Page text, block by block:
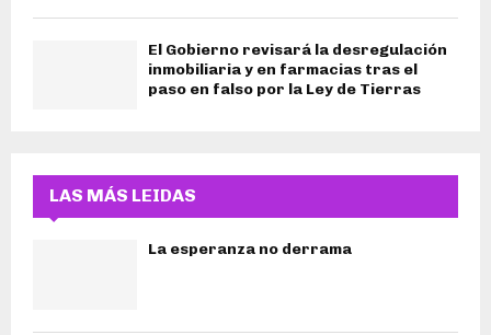
El Gobierno revisará la desregulación
inmobiliaria y en farmacias tras el
paso en falso por la Ley de Tierras
LAS MÁS LEIDAS
La esperanza no derrama